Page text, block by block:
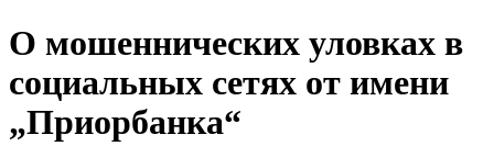
О мошеннических уловках в
социальных сетях от имени
„Приорбанка“